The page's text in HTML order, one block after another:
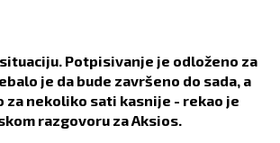
Potpisivanje je odloženo za
je da bude završeno do sada, a
za nekoliko sati kasnije - rekao je
razgovoru za Aksios.